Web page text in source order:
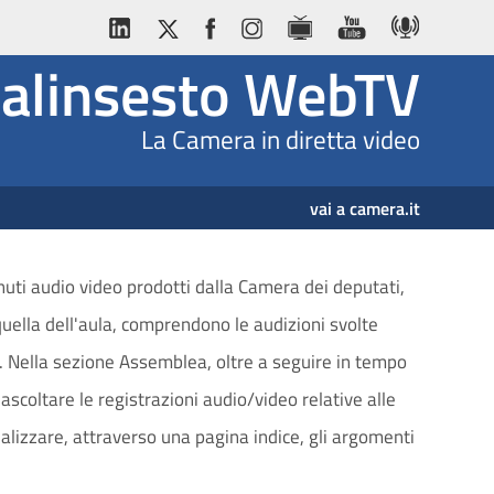
WebTV
La Camera in diretta video
vai a camera.it
audio video prodotti dalla Camera dei deputati,
dell'aula, comprendono le audizioni svolte
sezione Assemblea, oltre a seguire in tempo
le registrazioni audio/video relative alle
attraverso una pagina indice, gli argomenti